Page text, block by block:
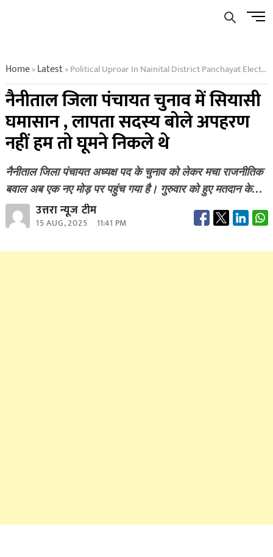
Menu
Home»Latest»Political Uproar In Nainital District Panchayat Elections Missing Member Said It Was Not A Kidnapping We Had Gone For A Walk
नैनीताल जिला पंचायत चुनाव में सियासी
घमासान , लापता सदस्य बोले अपहरण
नहीं हम तो घूमने निकले थे
नैनीताल जिला पंचायत अध्यक्ष पद के चुनाव को लेकर मचा राजनीतिक
बवाल अब एक नए मोड़ पर पहुंच गया है। गुरुवार को हुए मतदान के…
उत्तरा न्यूज टीम
15 AUG, 2025 11:41 PM